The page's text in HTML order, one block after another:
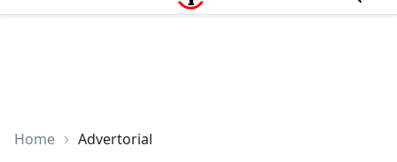
Home Advertorial